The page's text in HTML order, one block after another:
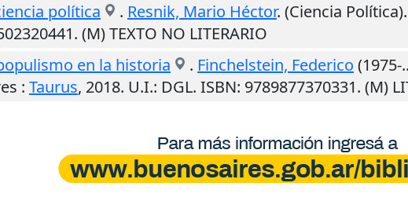
política
. Resnik, Mario Héctor. (Ciencia
(M) TEXTO NO LITERARIO
en la historia
. Finchelstein, Federico (1975-
: Taurus, 2018. U.I.: DGL. ISBN: 9789877370331. (M)